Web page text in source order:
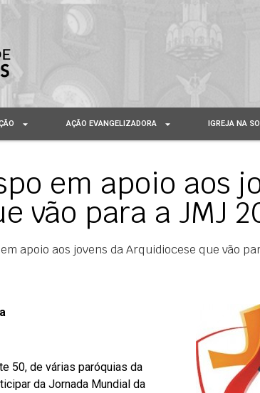
AÇÃO EVANGELIZADORA IGREJA NA
em apoio aos
vão para a JMJ
apoio aos jovens da Arquidiocese que vão
50, de várias paróquias da
da Jornada Mundial da